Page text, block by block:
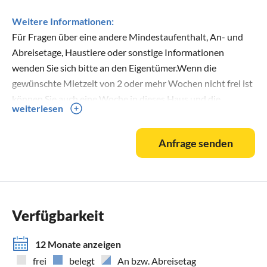
Weitere Informationen:
Für Fragen über eine andere Mindestaufenthalt, An- und
Abreisetage, Haustiere oder sonstige Informationen
wenden Sie sich bitte an den Eigentümer.Wenn die
gewünschte Mietzeit von 2 oder mehr Wochen nicht frei ist
können Sie auch eine Woche in dieses Haus und die
Restzeit ins Haus nebenan mieten. Wir machen Ihnen gerne
Max 2 Hunde sind erlaubt. 1 Hund (oder Katze) ist inklusive
im Mietpreis. Der Gebühr für ein 2e Hund ist € 5 pro Tag.
Kinderbett und KinderStuhl stehen zur verfügung.
Bitte kontaktieren Sie den Vermieter, falls das Haus im
weiterlesen
Anfrage senden
Verfügbarkeit
12 Monate anzeigen
frei
belegt An bzw. Abreisetag